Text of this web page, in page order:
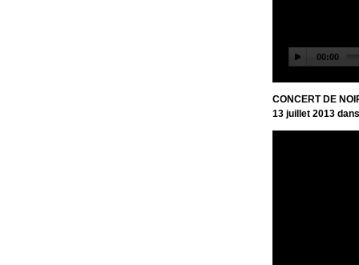
CONCERT DE
13 juillet 2013